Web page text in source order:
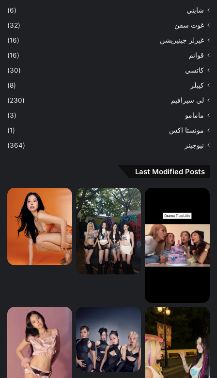
شايني
(6)
غوت سفن
(32)
غيرلز جينيريشن
(16)
قوائم
(16)
كاتسي
(30)
كيبلر
(8)
لي سيرافيم
(230)
مامامو
(3)
مونستا اكس
(1)
نيوجينز
(364)
Last Modified Posts